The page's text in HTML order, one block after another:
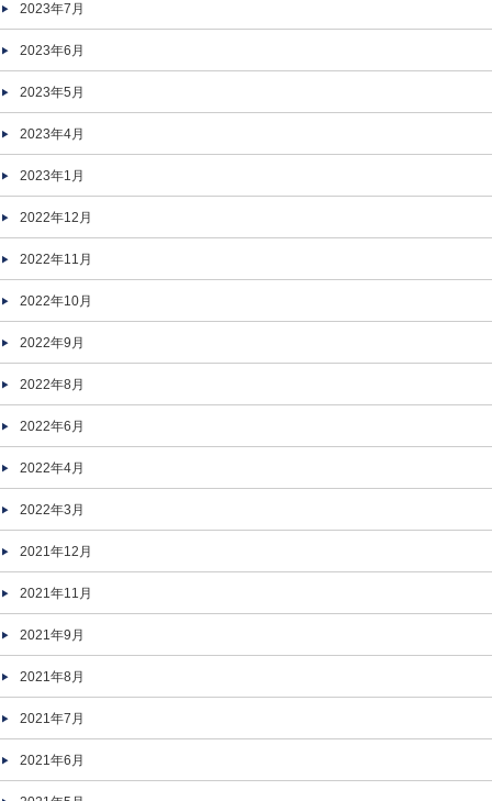
2023年7月
2023年6月
2023年5月
2023年4月
2023年1月
2022年12月
2022年11月
2022年10月
2022年9月
2022年8月
2022年6月
2022年4月
2022年3月
2021年12月
2021年11月
2021年9月
2021年8月
2021年7月
2021年6月